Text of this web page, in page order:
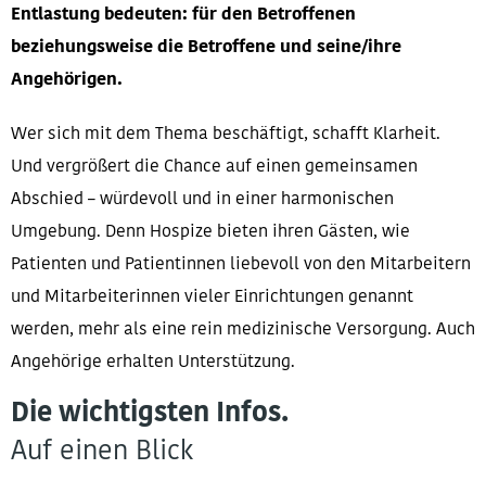
Entlastung bedeuten: für den Betroffenen
beziehungsweise die Betroffene und seine/ihre
Angehörigen.
Wer sich mit dem Thema beschäftigt, schafft Klarheit.
Und vergrößert die Chance auf einen gemeinsamen
Abschied – würdevoll und in einer harmonischen
Umgebung. Denn Hospize bieten ihren Gästen, wie
Patienten und Patientinnen liebevoll von den Mitarbeitern
und Mitarbeiterinnen vieler Einrichtungen genannt
werden, mehr als eine rein medizinische Versorgung. Auch
Angehörige erhalten Unterstützung.
Die wichtigsten Infos.
Auf einen Blick